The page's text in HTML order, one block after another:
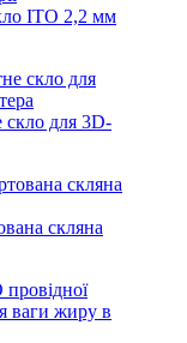
ITO 2,2 мм
скло для 3D-
скляна